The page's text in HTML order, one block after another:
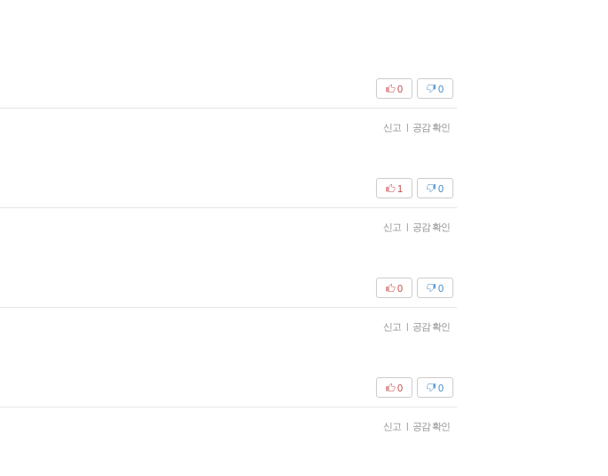
0
0
신고 | 공감 확인
0
1
신고 | 공감 확인
0
0
신고 | 공감 확인
0
0
신고 | 공감 확인